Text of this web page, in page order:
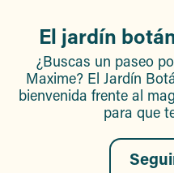
El jardín
¿Buscas un paseo
Maxime? El Jardín
bienvenida frente al
para que